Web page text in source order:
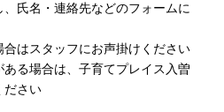
、氏名・連絡先などのフォームに
合はスタッフにお声掛けください
る場合は、子育てプレイス入曽
ださい